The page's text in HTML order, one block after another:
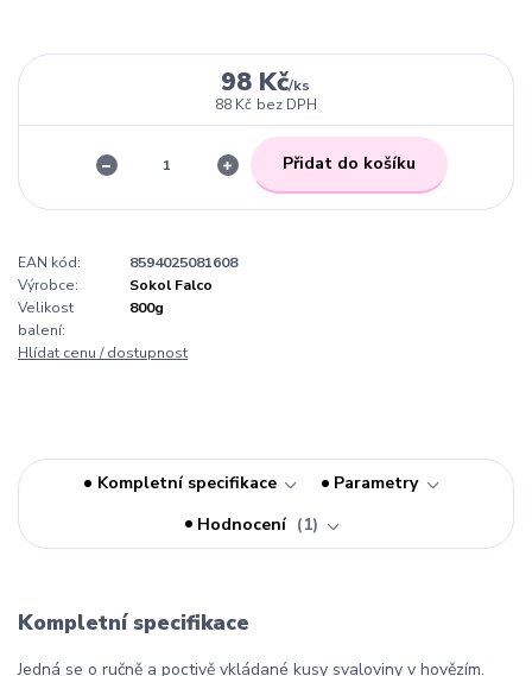
98 Kč/ks
88 Kč bez DPH
Přidat do košíku
EAN kód:
8594025081608
Výrobce:
Sokol Falco
Velikost
balení:
800g
Hlídat cenu / dostupnost
Kompletní specifikace
Parametry
Hodnocení
1
Kompletní specifikace
Jedná se o ručně a poctivě vkládané kusy svaloviny v hovězím.